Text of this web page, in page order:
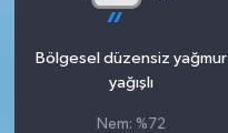
Bölgesel düzensiz yağmur
yağışlı
Nem: %72